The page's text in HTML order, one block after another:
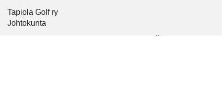
Tapiola Golf ry
Johtokunta